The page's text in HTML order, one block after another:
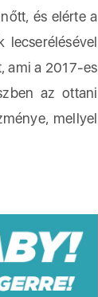
és elérte a
ami a 2017-es
az ottani
mellyel